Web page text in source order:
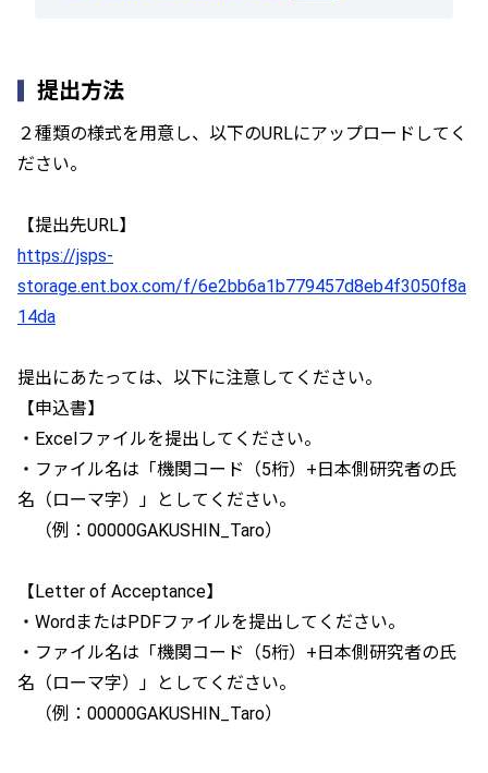
提出方法
２種類の様式を用意し、以下のURLにアップロードしてく
ださい。
【提出先URL】
https://jsps-
storage.ent.box.com/f/6e2bb6a1b779457d8eb4f3050f8a
14da
提出にあたっては、以下に注意してください。
【申込書】
・Excelファイルを提出してください。
・ファイル名は「機関コード（5桁）+日本側研究者の氏
名（ローマ字）」としてください。
（例：00000GAKUSHIN_Taro）
【Letter of Acceptance】
・WordまたはPDFファイルを提出してください。
・ファイル名は「機関コード（5桁）+日本側研究者の氏
名（ローマ字）」としてください。
（例：00000GAKUSHIN_Taro）